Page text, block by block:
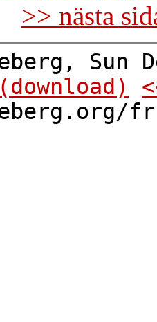
>> nästa
Sun
(download)